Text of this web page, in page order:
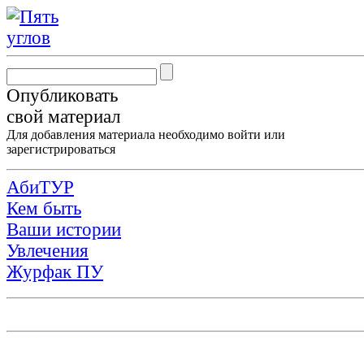
Опубликовать
свой материал
Для добавления материала необходимо войти или
зарегистрироваться
АбиТУР
Кем быть
Ваши истории
Увлечения
Журфак ПУ